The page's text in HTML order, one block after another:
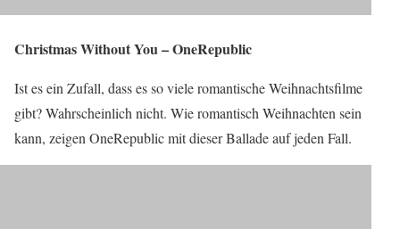
Christmas Without You – OneRepublic
Ist es ein Zufall, dass es so viele romantische Weihnachtsfilme
gibt? Wahrscheinlich nicht. Wie romantisch Weihnachten sein
kann, zeigen OneRepublic mit dieser Ballade auf jeden Fall.